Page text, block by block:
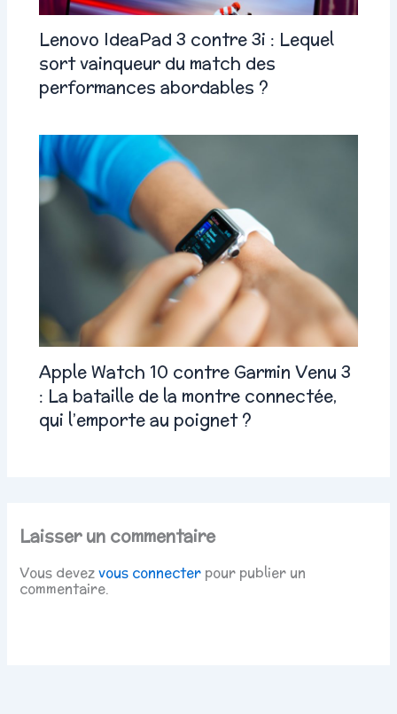
Lenovo IdeaPad 3 contre 3i : Lequel
sort vainqueur du match des
performances abordables ?
Apple Watch 10 contre Garmin Venu 3
: La bataille de la montre connectée,
qui l’emporte au poignet ?
Laisser un commentaire
Vous devezvous connecter pour publier un
commentaire.